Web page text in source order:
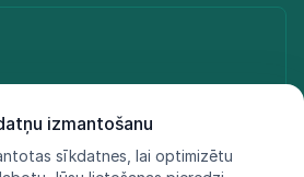
izmantošanu
sīkdatnes, lai optimizētu